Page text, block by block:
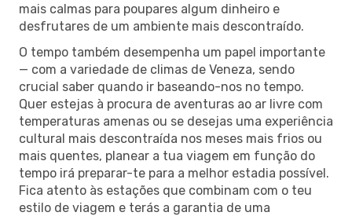
mais calmas para poupares algum dinheiro e
desfrutares de um ambiente mais descontraído.
O tempo também desempenha um papel importante
— com a variedade de climas de Veneza, sendo
crucial saber quando ir baseando-nos no tempo.
Quer estejas à procura de aventuras ao ar livre com
temperaturas amenas ou se desejas uma experiência
cultural mais descontraída nos meses mais frios ou
mais quentes, planear a tua viagem em função do
tempo irá preparar-te para a melhor estadia possível.
Fica atento às estações que combinam com o teu
estilo de viagem e terás a garantia de uma